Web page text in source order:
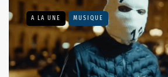
A LA UNE MUSIQUE